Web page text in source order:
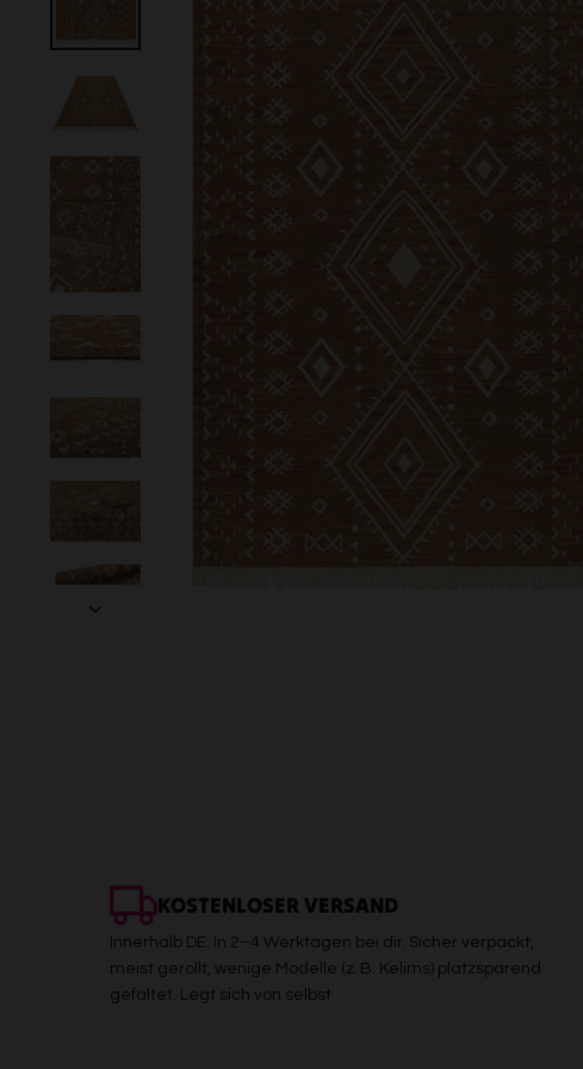
KOSTENLOSER VERSAND
Innerhalb DE: In 2–4 Werktagen bei dir. Sicher verpackt,
meist gerollt, wenige Modelle (z. B. Kelims) platzsparend
gefaltet. Legt sich von selbst